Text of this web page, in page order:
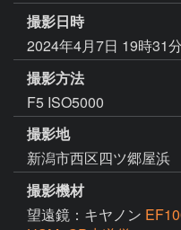
撮影日時
2024年4月7日 19時31
撮影方法
F5 ISO5000
撮影地
新潟市西区四ツ郷屋浜
撮影機材
望遠鏡：キヤノン